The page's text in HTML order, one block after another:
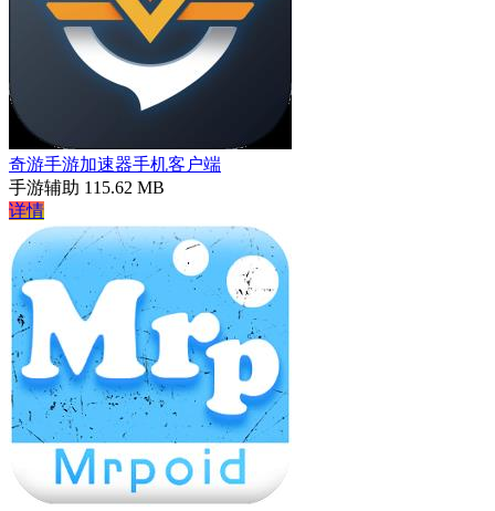
奇游手游加速器手机客户端
手游辅助 115.62 MB
详情